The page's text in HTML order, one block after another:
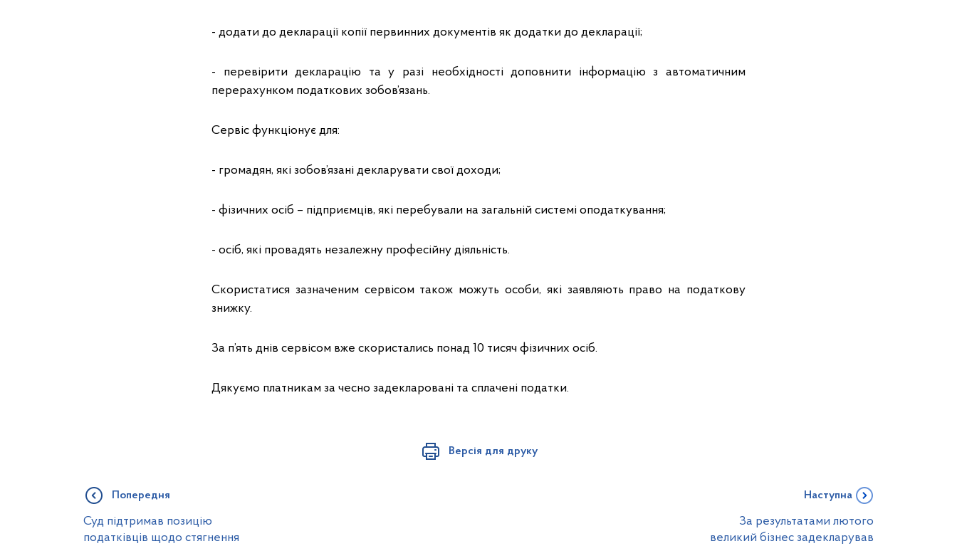
- додати до декларації копії первинних документів як додатки до декларації;
- перевірити декларацію та у разі необхідності доповнити інформацію з автоматичним
перерахунком податкових зобов’язань.
Сервіс функціонує для:
- громадян, які зобов’язані декларувати свої доходи;
- фізичних осіб – підприємців, які перебували на загальній системі оподаткування;
- осіб, які провадять незалежну професійну діяльність.
Скористатися зазначеним сервісом також можуть особи, які заявляють право на податкову
знижку.
За п’ять днів сервісом вже скористались понад 10 тисяч фізичних осіб.
Дякуємо платникам за чесно задекларовані та сплачені податки.
Версія для друку
Попередня
Суд підтримав позицію
податківців щодо стягнення
Наступна
За результатами лютого
великий бізнес задекларував